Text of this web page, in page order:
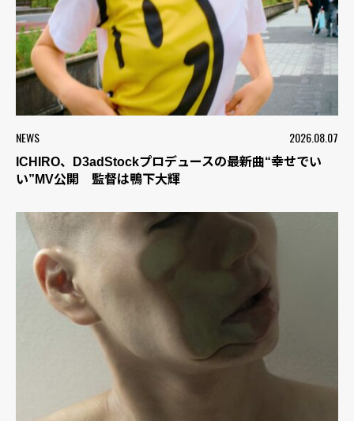
NEWS 2026.08.07
ICHIRO、D3adStockプロデュースの最新曲“幸せでい
い”MV公開 監督は鴨下大輝